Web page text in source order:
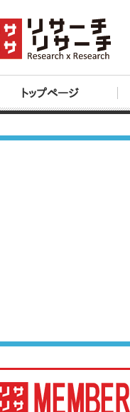
トップページ